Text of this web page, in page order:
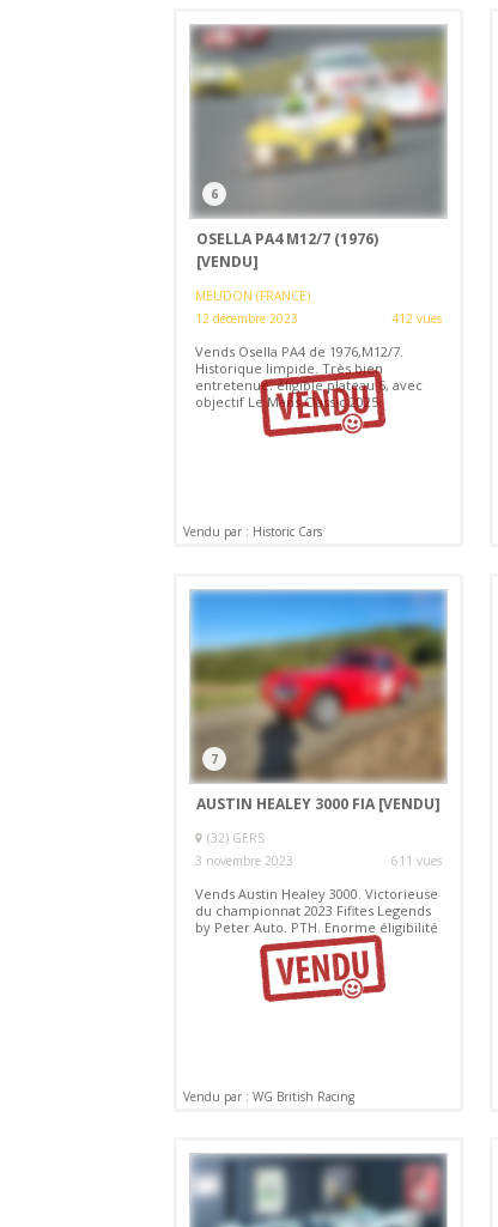
6
OSELLA PA4 M12/7 (1976)
[VENDU]
MEUDON (FRANCE)
12 décembre 2023
412 vues
Vends Osella PA4 de 1976,M12/7.
Historique limpide. Très bien
entretenue. éligible plateau 6, avec
objectif Le Mans Classic 2025.
Vendu par : Historic Cars
7
AUSTIN HEALEY 3000 FIA[VENDU]
(32) GERS
3 novembre 2023
611 vues
Vends Austin Healey 3000. Victorieuse
du championnat 2023 Fifites Legends
by Peter Auto. PTH. Enorme éligibilité
Vendu par : WG British Racing